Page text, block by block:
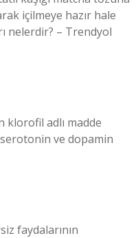
içilmeye hazır hale
nelerdir? – Trendyol
klorofil adlı madde
ve dopamin
faydalarının